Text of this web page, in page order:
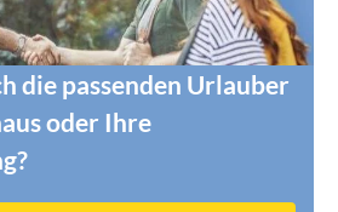
die passenden Urlauber
oder Ihre